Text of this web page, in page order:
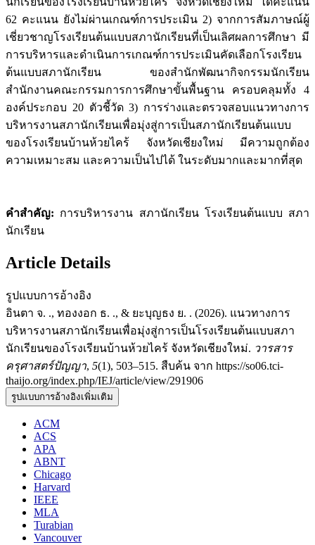
62 คะแนน ยังไม่ผ่านเกณฑ์การประเมิน 2) จากการสัมภาษณ์ผู้
เชี่ยวชาญโรงเรียนต้นแบบสภานักเรียนที่เป็นเลิศผลการศึกษา มี
การบริหารและดำเนินการเกณฑ์การประเมินคัดเลือกโรงเรียน
ต้นแบบสภานักเรียน ของสำนักพัฒนากิจกรรมนักเรียน
สำนักงานคณะกรรมการการศึกษาขั้นพื้นฐาน ครอบคลุมทั้ง 4
องค์ประกอบ 20 ตัวชี้วัด 3) การร่างและตรวจสอบแนวทางการ
บริหารงานสภานักเรียนเพื่อมุ่งสู่การเป็นสภานักเรียนต้นแบบ
ของโรงเรียนบ้านห้วยไคร้ จังหวัดเชียงใหม่ มีความถูกต้อง
ความเหมาะสม และความเป็นไปได้ ในระดับมากและมากที่สุด
คำสำคัญ: การบริหารงาน สภานักเรียน โรงเรียนต้นแบบ สภา
นักเรียน
Article Details
รูปแบบการอ้างอิง
อินตา จ. ., ทองงอก ธ. ., & ยะบุญธง ย. . (2026). แนวทางการ
บริหารงานสภานักเรียนเพื่อมุ่งสู่การเป็นโรงเรียนต้นแบบสภา
นักเรียนของโรงเรียนบ้านห้วยไคร้ จังหวัดเชียงใหม่. วารสาร
ครุศาสตร์ปัญญา, 5(1), 503–515. สืบค้น จาก https://so06.tci-
thaijo.org/index.php/IEJ/article/view/291906
รูปแบบการอ้างอิงเพิ่มเติม
ACM
ACS
APA
ABNT
Chicago
Harvard
IEEE
MLA
Turabian
Vancouver